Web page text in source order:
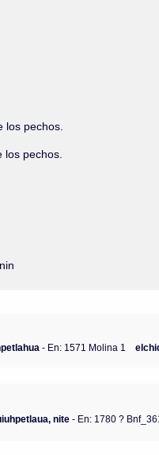
los pechos.
los pechos.
- En: 1571 Molina 1
nite - En: 1780 ?